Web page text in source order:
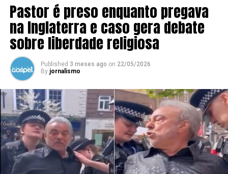
Pastor é preso enquanto pregava
na Inglaterra e caso gera debate
sobre liberdade religiosa
Published 3 meses ago on 22/05/2026
By jornalismo